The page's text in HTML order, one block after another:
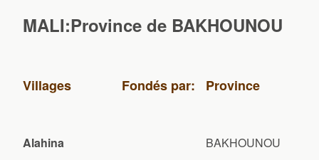
MALI:Province de BAKHOUNOU
Villages Fondés par: Province
Alahina BAKHOUNOU